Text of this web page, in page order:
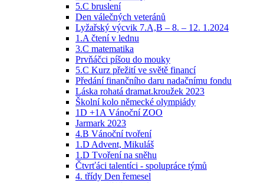
5.C bruslení
Den válečných veteránů
Lyžařský výcvik 7.A,B – 8. – 12. 1.2024
1.A čtení v lednu
3.C matematika
Prvňáčci píšou do mouky
5.C Kurz přežití ve světě financí
Předání finančního daru nadačnímu fondu
Láska rohatá dramat.kroužek 2023
Školní kolo německé olympiády
1D +1A Vánoční ZOO
Jarmark 2023
4.B Vánoční tvoření
1.D Advent, Mikuláš
1.D Tvoření na sněhu
Čtvrťáci talentíci - spolupráce týmů
4. třídy Den řemesel